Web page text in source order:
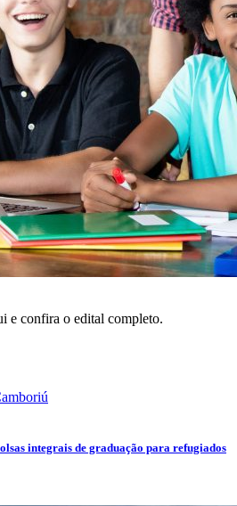
e confira o edital completo.
integrais de graduação para refugiados